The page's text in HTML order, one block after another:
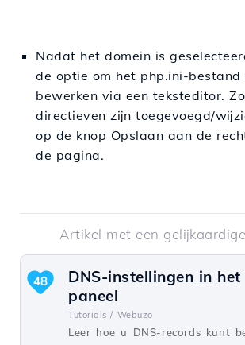
Nadat het domein is
de optie om het php.ini-
bewerken via een teksteditor.
directieven zijn toegevoegd/
op de knop Opslaan aan de
de pagina.
Artikel met een
DNS-instellingen in
paneel
Tutorials / Webuzo
Leer hoe u DNS-records kunt
48